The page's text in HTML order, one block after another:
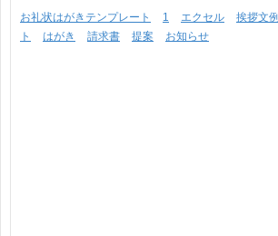
お礼状はがきテンプレート 1 エクセル 挨拶文例
ト
はがき 請求書 提案 お知らせ